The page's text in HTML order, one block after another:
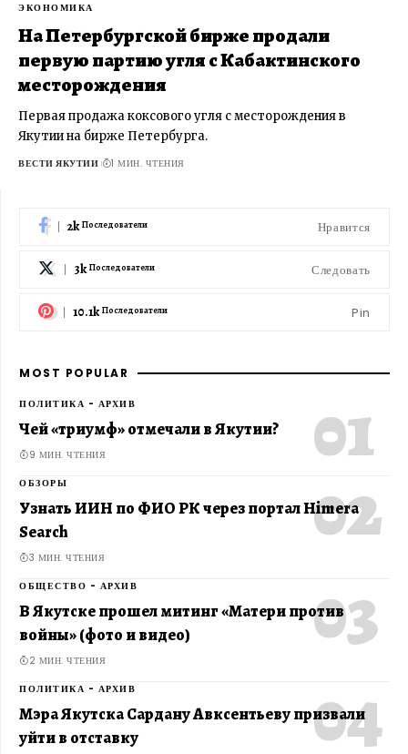
ЭКОНОМИКА
На Петербургской бирже продали
первую партию угля с Кабактинского
месторождения
Первая продажа коксового угля с месторождения в
Якутии на бирже Петербурга.
ВЕСТИ ЯКУТИИ 1 МИН. ЧТЕНИЯ
2k Последователи Нравится
3k Последователи Следовать
10.1k Последователи Pin
MOST POPULAR
ПОЛИТИКА - АРХИВ
Чей «триумф» отмечали в Якутии?
9 МИН. ЧТЕНИЯ
ОБЗОРЫ
Узнать ИИН по ФИО РК через портал Himera
Search
3 МИН. ЧТЕНИЯ
ОБЩЕСТВО - АРХИВ
В Якутске прошел митинг «Матери против
войны» (фото и видео)
2 МИН. ЧТЕНИЯ
ПОЛИТИКА - АРХИВ
Мэра Якутска Сардану Авксентьеву призвали
уйти в отставку